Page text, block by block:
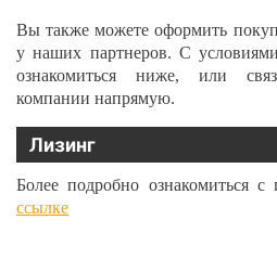
Вы также можете оформить
у наших партнеров. С
ознакомиться ниже, или
компании напрямую.
Лизинг
Более подробно ознакомиться
ссылке